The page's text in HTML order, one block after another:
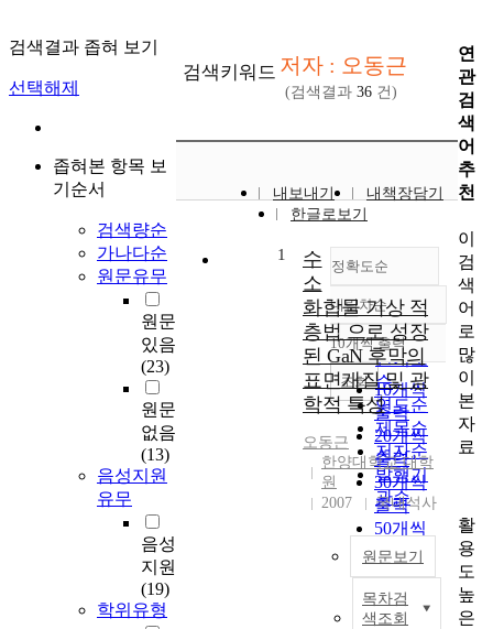
검색결과 좁혀 보기
선택해제
좁혀본 항목 보
기순서
검색량순
가나다순
원문유무
원문
있음
(23)
원문
없음
(13)
음성지원
유무
음성
지원
(19)
학위유형
검색키워드 저자 : 오동근
(검색결과 36 건)
내보내기
내책장담기
한글로보기
정확도순
정확도
순
인기도
순
연도순
제목순
저자순
발행기
관순
내림차순
내림차순
10개씩 출력
10개씩
출력
20개씩
출력
30개씩
출력
50개씩
출력
100개씩
출력
조회
1
수
소
화합물 기상 적
층법 으로 성장
된 GaN 후막의
표면개질 및 광
학적 특성
오동근
한양대학교 대학
원
2007
국내석사
원문보기
목차검
색조회
연
관
검
색
어
추
천
이
검
색
어
로
많
이
본
자
료
활
용
도
높
은